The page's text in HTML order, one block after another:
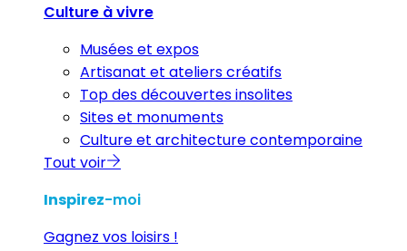
Culture à vivre
Musées et expos
Artisanat et ateliers créatifs
Top des découvertes insolites
Sites et monuments
Culture et architecture contemporaine
Tout voir
Inspirez-moi
Gagnez vos loisirs !